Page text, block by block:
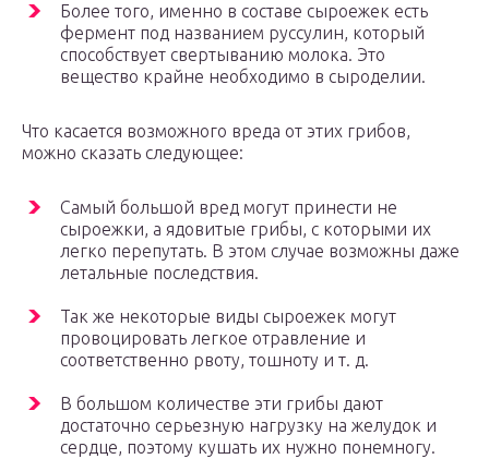
Более того, именно в составе сыроежек есть
фермент под названием руссулин, который
способствует свертыванию молока. Это
вещество крайне необходимо в сыроделии.
Что касается возможного вреда от этих грибов,
можно сказать следующее:
Самый большой вред могут принести не
сыроежки, а ядовитые грибы, с которыми их
легко перепутать. В этом случае возможны даже
летальные последствия.
Так же некоторые виды сыроежек могут
провоцировать легкое отравление и
соответственно рвоту, тошноту и т. д.
В большом количестве эти грибы дают
достаточно серьезную нагрузку на желудок и
сердце, поэтому кушать их нужно понемногу.